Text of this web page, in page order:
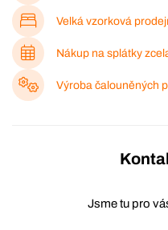
Velká vzorková
Nákup na splátky
Výroba čalouněných
Jsme tu pro